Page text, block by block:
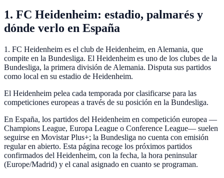
1. FC Heidenheim: estadio, palmarés y
dónde verlo en España
1. FC Heidenheim es el club de Heidenheim, en Alemania, que
compite en la Bundesliga. El Heidenheim es uno de los clubes de la
Bundesliga, la primera división de Alemania. Disputa sus partidos
como local en su estadio de Heidenheim.
El Heidenheim pelea cada temporada por clasificarse para las
competiciones europeas a través de su posición en la Bundesliga.
En España, los partidos del Heidenheim en competición europea —
Champions League, Europa League o Conference League— suelen
seguirse en Movistar Plus+; la Bundesliga no cuenta con emisión
regular en abierto. Esta página recoge los próximos partidos
confirmados del Heidenheim, con la fecha, la hora peninsular
(Europe/Madrid) y el canal asignado en cuanto se programan.